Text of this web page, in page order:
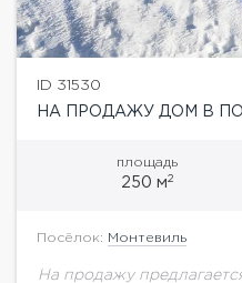
ID 31530
НА ПРОДАЖУ ДОМ В
площадь
250 м2
Посёлок: Монтевиль
На продажу